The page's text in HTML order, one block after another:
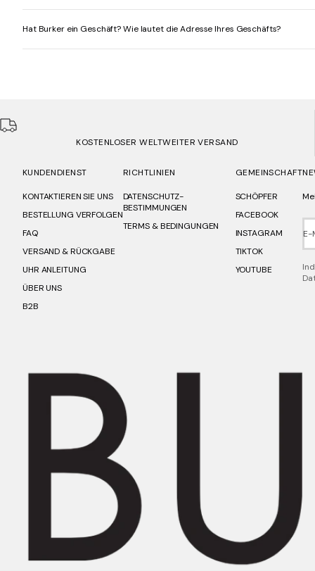
Hat Burker ein Geschäft? Wie lautet die Adresse Ihres Geschäfts?
KOSTENLOSER WELTWEITER VERSAND
KUNDENDIENST
KONTAKTIEREN SIE UNS
BESTELLUNG VERFOLGEN
FAQ
VERSAND & RÜCKGABE
UHR ANLEITUNG
ÜBER UNS
B2B
RICHTLINIEN
DATENSCHUTZ-
BESTIMMUNGEN
TERMS & BEDINGUNGEN
GEMEINSCHAFT
SCHÖPFER
FACEBOOK
INSTAGRAM
TIKTOK
YOUTUBE
E-